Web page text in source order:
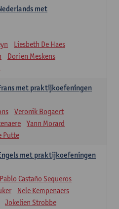
met
Liesbeth De Haes
Dorien Meskens
met praktijkoefeningen
Veronik Bogaert
Yann Morard
Putte
met praktijkoefeningen
Pablo Castaño Sequeros
Nele Kempenaers
Jokelien Strobbe